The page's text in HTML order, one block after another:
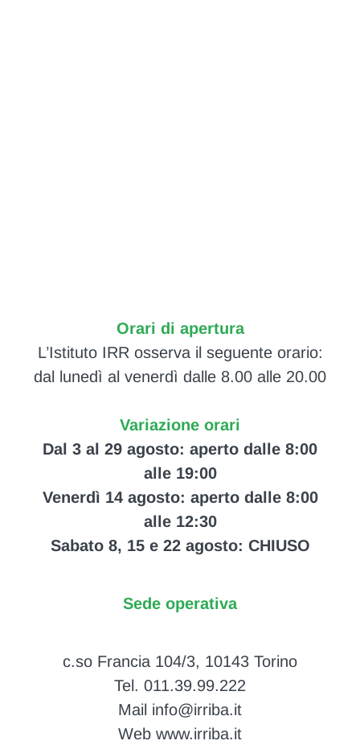
Orari di apertura
L’Istituto IRR osserva il seguente orario:
dal lunedì al venerdì dalle 8.00 alle 20.00
Variazione orari
Dal 3 al 29 agosto: aperto dalle 8:00
alle 19:00
Venerdì 14 agosto: aperto dalle 8:00
alle 12:30
Sabato 8, 15 e 22 agosto: CHIUSO
Sede operativa
c.so Francia 104/3, 10143 Torino
Tel. 011.39.99.222
Mail info@irriba.it
Web www.irriba.it